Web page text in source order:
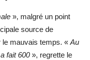
», malgré un point
source de
le mauvais temps. « Au
fait 600», regrette le